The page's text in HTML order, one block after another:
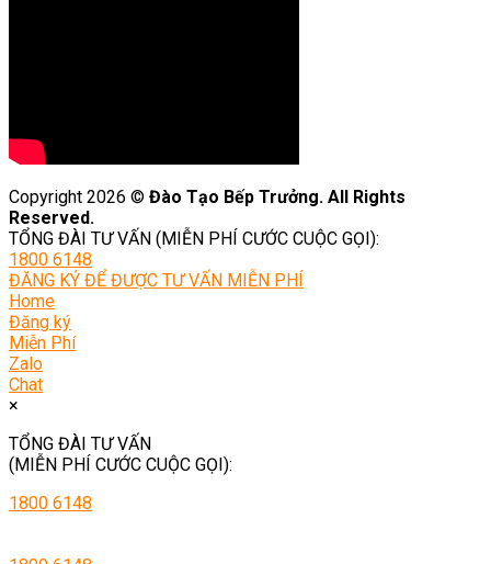
Copyright 2026 © Đào Tạo Bếp Trưởng. All Rights
Reserved.
TỔNG ĐÀI TƯ VẤN (MIỄN PHÍ CƯỚC CUỘC GỌI):
1800 6148
ĐĂNG KÝ ĐỂ ĐƯỢC TƯ VẤN MIỄN PHÍ
Home
Đăng ký
Miễn Phí
Zalo
Chat
×
TỔNG ĐÀI TƯ VẤN
(MIỄN PHÍ CƯỚC CUỘC GỌI):
1800 6148